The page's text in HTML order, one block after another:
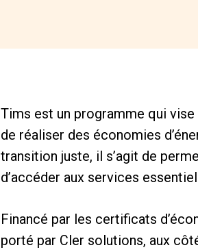
Tims est un programme qui
de réaliser des économies
transition juste, il s’agit de
d’accéder aux services
Financé par les certificats
porté par Cler solutions, aux